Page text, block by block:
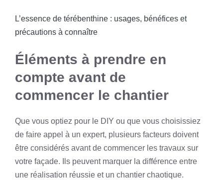
L’essence de térébenthine : usages, bénéfices et
précautions à connaître
Éléments à prendre en
compte avant de
commencer le chantier
Que vous optiez pour le DIY ou que vous choisissiez
de faire appel à un expert, plusieurs facteurs doivent
être considérés avant de commencer les travaux sur
votre façade. Ils peuvent marquer la différence entre
une réalisation réussie et un chantier chaotique.